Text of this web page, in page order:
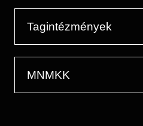
Tagintézmények
MNMKK